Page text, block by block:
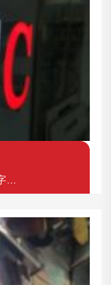
深圳广告公司，专业生产制作铝围边发光字、超级字、超级发光字等广告产品。